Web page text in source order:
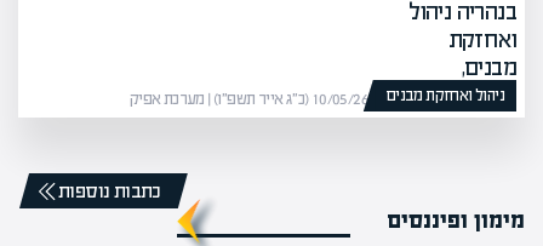
ניהול ואחזקת מבנים 10/05/26 (כ״ג אייר תשפ״ו) | מערכת אפיק
מימון ופיננסים
כתבות נוספות